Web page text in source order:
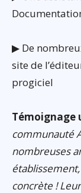
▶ De
site de
progiciel
Témoignage
communauté
nombreuses
concrète !